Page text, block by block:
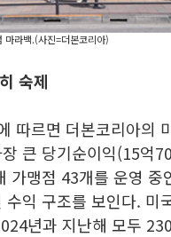
마라백.(사진=더본코리아)
숙제
따르면 더본코리아의
큰 당기순이익(15억
가맹점 43개를 운영 중
익 구조를 보인다.
년과 지난해 모두